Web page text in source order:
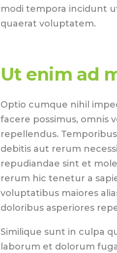
modi tempora incidunt
quaerat voluptatem.
Ut enim ad
Optio cumque nihil
facere possimus, omnis
repellendus.
debitis aut rerum
repudiandae sint et
rerum hic tenetur a
voluptatibus maiores
doloribus asperiores
Similique sunt in culpa
laborum et dolorum